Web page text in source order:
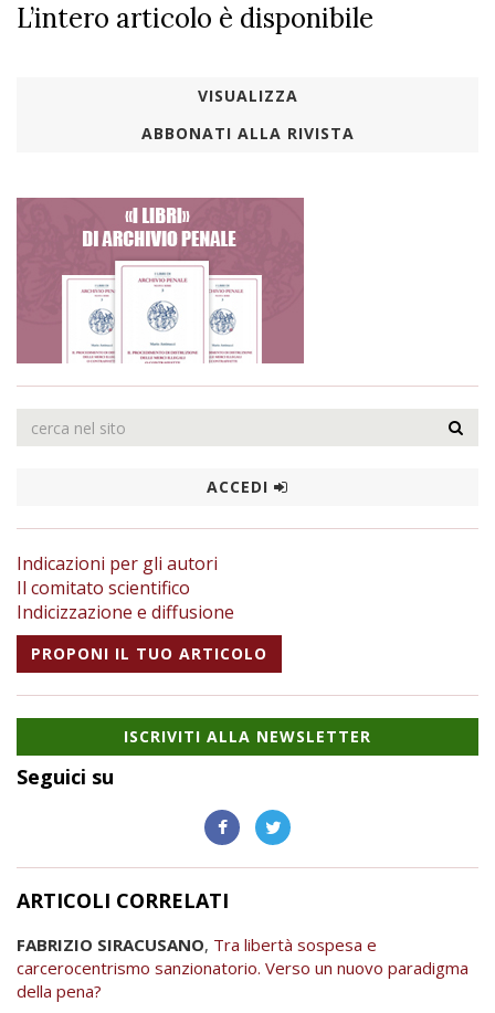
L’intero articolo è disponibile
VISUALIZZA
ABBONATI ALLA RIVISTA
ACCEDI
Indicazioni per gli autori
Il comitato scientifico
Indicizzazione e diffusione
PROPONI IL TUO ARTICOLO
ISCRIVITI ALLA NEWSLETTER
Seguici su
ARTICOLI CORRELATI
FABRIZIO SIRACUSANO, Tra libertà sospesa e
carcerocentrismo sanzionatorio. Verso un nuovo paradigma
della pena?